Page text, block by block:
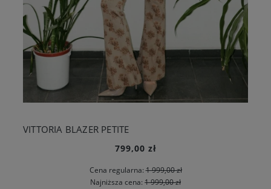
VITTORIA BLAZER PETITE
799,00 zł
Cena regularna:1 999,00 zł
Najniższa cena: 1 999,00 zł